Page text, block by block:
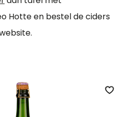
Hotte en bestel de ciders
Zet